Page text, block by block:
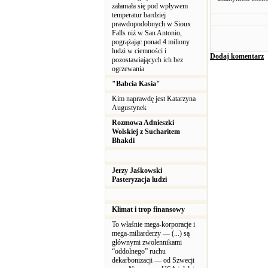
załamała się pod wpływem
temperatur bardziej
prawdopodobnych w Sioux
Falls niż w San Antonio,
pogrążając ponad 4 miliony
ludzi w ciemności i
pozostawiających ich bez
ogrzewania
"Babcia Kasia"
Kim naprawdę jest Katarzyna
Augustynek
Rozmowa Adnieszki
Wolskiej z Sucharitem
Bhakdi
Jerzy Jaśkowski
Pasteryzacja ludzi
Klimat i trop finansowy
To właśnie mega-korporacje i
mega-miliarderzy — (...) są
głównymi zwolennikami
“oddolnego” ruchu
dekarbonizacji — od Szwecji
Dodaj komentarz